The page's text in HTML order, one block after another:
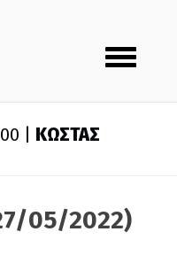
Toggle
navigation
| ΚΩΣΤΑΣ
05/2022)